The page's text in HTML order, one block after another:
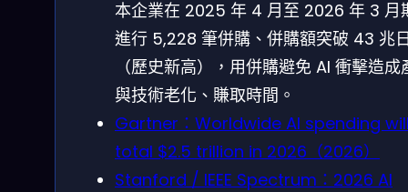
本企業在 2025 年 4 月至 2026 年 3 月
進行 5,228 筆併購、併購額突破 43 兆
（歷史新高），用併購避免 AI 衝擊造成
與技術老化、賺取時間。
Gartner：Worldwide AI spending
total $2.5 trillion in 2026（2026）
Stanford / IEEE Spectrum：2026 AI